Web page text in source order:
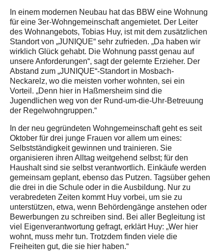
In einem modernen Neubau hat das BBW eine Wohnung
für eine 3er-Wohngemeinschaft angemietet. Der Leiter
des Wohnangebots, Tobias Huy, ist mit dem zusätzlichen
Standort von „JUNIQUE“ sehr zufrieden. „Da haben wir
wirklich Glück gehabt. Die Wohnung passt genau auf
unsere Anforderungen“, sagt der gelernte Erzieher. Der
Abstand zum „JUNIQUE“-Standort in Mosbach-
Neckarelz, wo die meisten vorher wohnten, sei ein
Vorteil. „Denn hier in Haßmersheim sind die
Jugendlichen weg von der Rund-um-die-Uhr-Betreuung
der Regelwohngruppen.“
In der neu gegründeten Wohngemeinschaft geht es seit
Oktober für drei junge Frauen vor allem um eines:
Selbstständigkeit gewinnen und trainieren. Sie
organisieren ihren Alltag weitgehend selbst; für den
Haushalt sind sie selbst verantwortlich. Einkäufe werden
gemeinsam geplant, ebenso das Putzen. Tagsüber gehen
die drei in die Schule oder in die Ausbildung. Nur zu
verabredeten Zeiten kommt Huy vorbei, um sie zu
unterstützen, etwa, wenn Behördengänge anstehen oder
Bewerbungen zu schreiben sind. Bei aller Begleitung ist
viel Eigenverantwortung gefragt, erklärt Huy: „Wer hier
wohnt, muss mehr tun. Trotzdem finden viele die
Freiheiten gut, die sie hier haben.“